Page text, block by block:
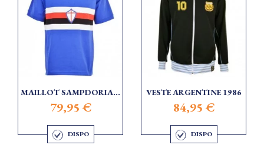
MAILLOT SAMPDORIA...
79,95 €
DISPO
VESTE ARGENTINE 1986
84,95 €
DISPO